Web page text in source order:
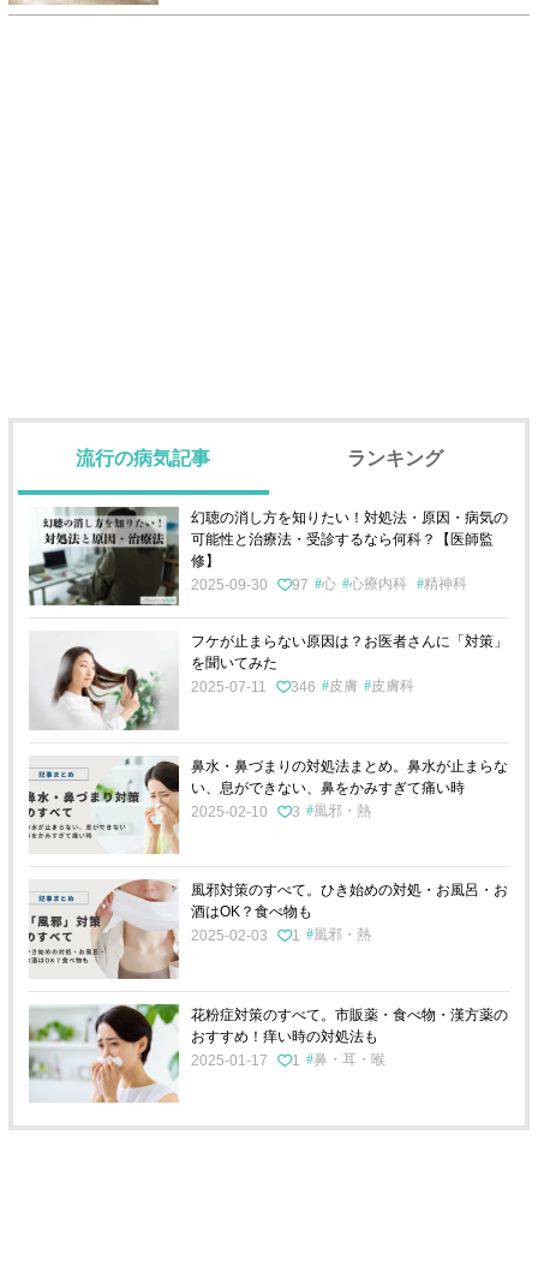
流行の病気記事 ランキング
幻聴の消し方を知りたい！対処法・原因・病気の
可能性と治療法・受診するなら何科？【医師監
修】
2025-09-30
97 心 心療内科 精神科
フケが止まらない原因は？お医者さんに「対策」
を聞いてみた
2025-07-11
346 皮膚 皮膚科
鼻水・鼻づまりの対処法まとめ。鼻水が止まらな
い、息ができない、鼻をかみすぎて痛い時
2025-02-10
3 風邪・熱
風邪対策のすべて。ひき始めの対処・お風呂・お
酒はOK？食べ物も
2025-02-03
1 風邪・熱
花粉症対策のすべて。市販薬・食べ物・漢方薬の
おすすめ！痒い時の対処法も
2025-01-17
1 鼻・耳・喉